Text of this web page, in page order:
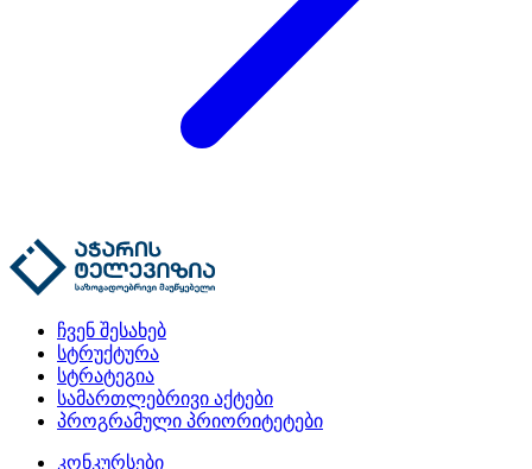
ჩვენ შესახებ
სტრუქტურა
სტრატეგია
სამართლებრივი აქტები
პროგრამული პრიორიტეტები
კონკურსები